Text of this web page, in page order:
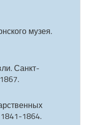
музея.
Санкт-
1864.